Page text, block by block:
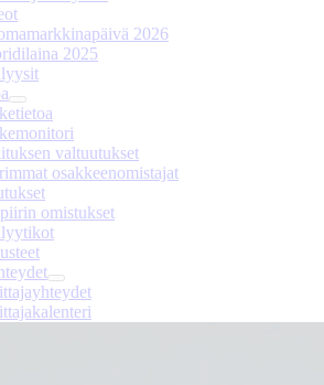
2026
2025
valtuutukset
osakkeenomistajat
omistukset